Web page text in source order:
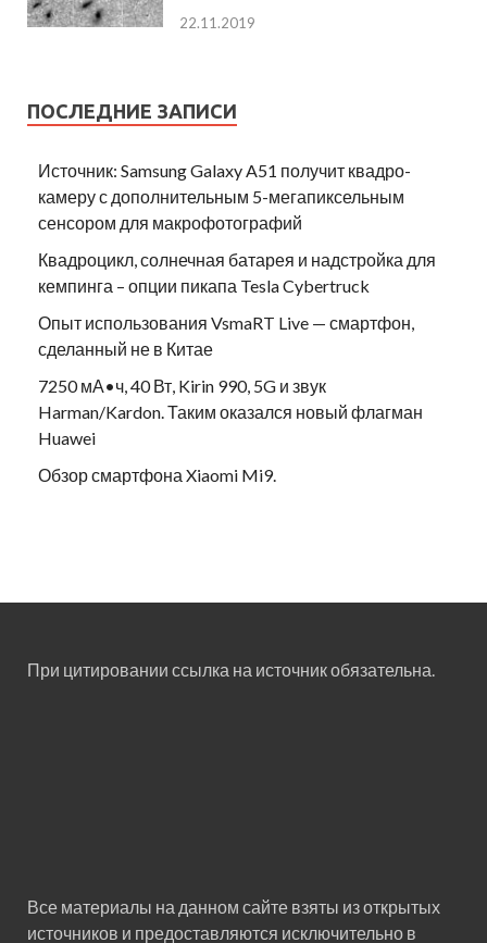
22.11.2019
ПОСЛЕДНИЕ ЗАПИСИ
Источник: Samsung Galaxy A51 получит квадро-
камеру с дополнительным 5-мегапиксельным
сенсором для макрофотографий
Квадроцикл, солнечная батарея и надстройка для
кемпинга – опции пикапа Tesla Cybertruck
Опыт использования VsmaRT Live — смартфон,
сделанный не в Китае
7250 мА•ч, 40 Вт, Kirin 990, 5G и звук
Harman/Kardon. Таким оказался новый флагман
Huawei
Обзор смартфона Xiaomi Mi9.
При цитировании ссылка на источник обязательна.
Все материалы на данном сайте взяты из открытых
источников и предоставляются исключительно в